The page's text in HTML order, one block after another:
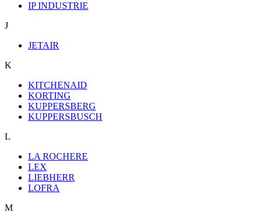
IP INDUSTRIE
J
JETAIR
K
KITCHENAID
KORTING
KUPPERSBERG
KUPPERSBUSCH
L
LA ROCHERE
LEX
LIEBHERR
LOFRA
M